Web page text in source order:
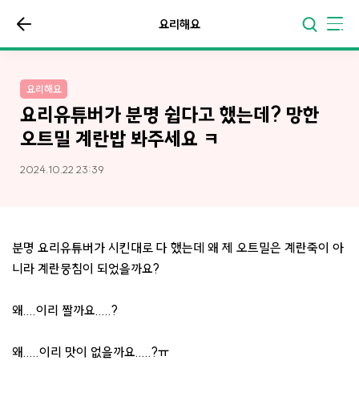
요리해요
요리해요
요리유튜버가 분명 쉽다고 했는데? 망한
오트밀 계란밥 봐주세요 ㅋ
2024.10.22 23:39
분명 요리유튜버가 시킨대로 다 했는데 왜 제 오트밀은 계란죽이 아
니라 계란뭉침이 되었을까요?
왜....이리 짤까요.....?
왜.....이리 맛이 없을까요.....?ㅠ